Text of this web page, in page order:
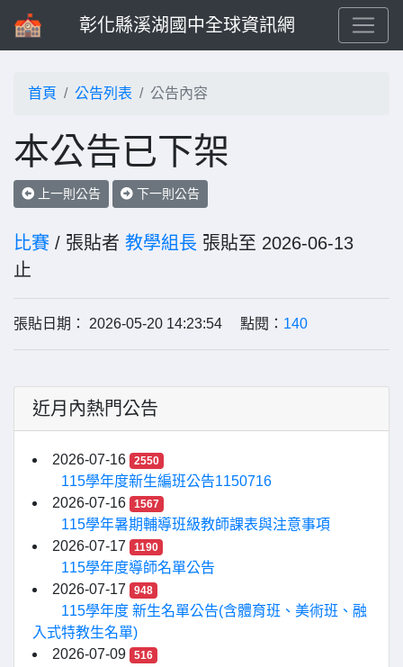
彰化縣溪湖國中全球資訊網
首頁 公告列表 公告內容
本公告已下架
上一則公告 下一則公告
比賽 / 張貼者 教學組長 張貼至 2026-06-13
止
張貼日期： 2026-05-20 14:23:54 點閱： 140
近月內熱門公告
2026-07-16 2550
115學年度新生編班公告1150716
2026-07-16
1567
115學年暑期輔導班級教師課表與注意事項
2026-07-17
1190
115學年度導師名單公告
2026-07-17
948
115學年度 新生名單公告(含體育班、美術班、融
入式特教生名單)
2026-07-09
516